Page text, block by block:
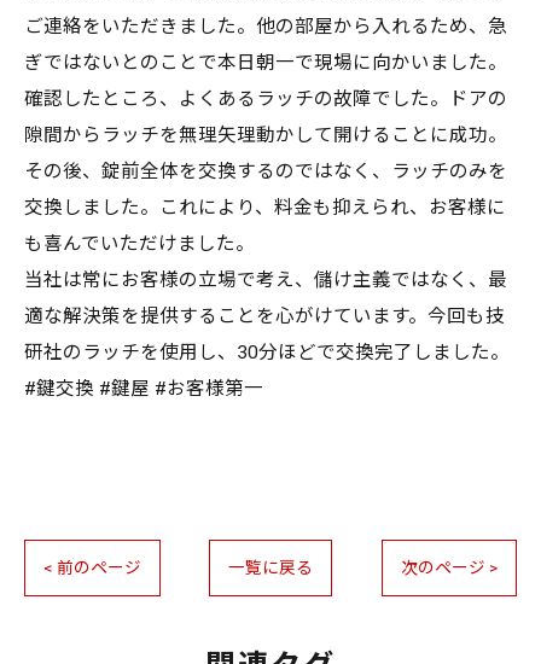
ご連絡をいただきました。他の部屋から入れるため、急
ぎではないとのことで本日朝一で現場に向かいました。
確認したところ、よくあるラッチの故障でした。ドアの
隙間からラッチを無理矢理動かして開けることに成功。
その後、錠前全体を交換するのではなく、ラッチのみを
交換しました。これにより、料金も抑えられ、お客様に
も喜んでいただけました。
当社は常にお客様の立場で考え、儲け主義ではなく、最
適な解決策を提供することを心がけています。今回も技
研社のラッチを使用し、30分ほどで交換完了しました。
#鍵交換 #鍵屋 #お客様第一
< 前のページ 一覧に戻る 次のページ >